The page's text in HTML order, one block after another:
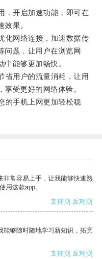
开启加速功能，即可在
果。
网络连接，加速数据传
问题，让用户在浏览网
能够更加畅快。
用户的流量消耗，让用
享受更好的网络体验。
手机上网更加轻松稳
非常容易上手，让我能够快速熟
用这款app。
支持[0] 反对[0]
能够随时随地学习新知识，拓宽
支持[0] 反对[0]